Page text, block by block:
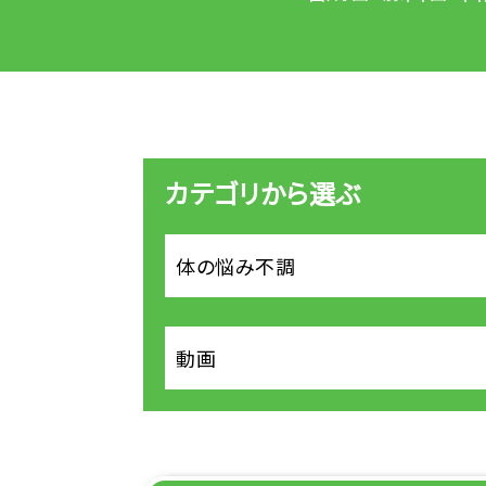
カテゴリから選ぶ
体の悩み不調
動画